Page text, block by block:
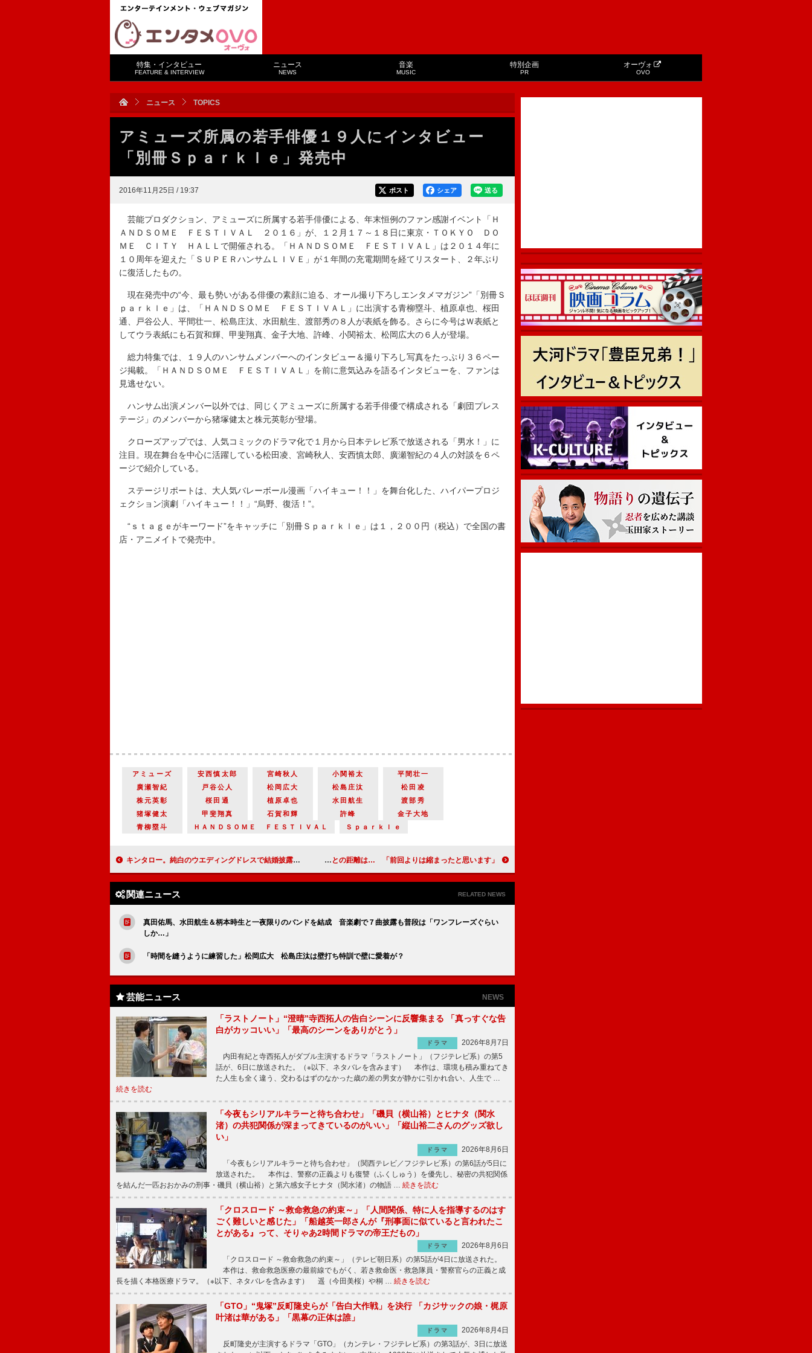
特集・インタビュー
FEATURE & INTERVIEW
ニュース
NEWS
音楽
MUSIC
特別企画
PR
オーヴォ
OVO
ニュース TOPICS
アミューズ所属の若手俳優１９人にインタビュー
「別冊Ｓｐａｒｋｌｅ」発売中
2016年11月25日 / 19:37 送る
シェア
ポスト
芸能プロダクション、アミューズに所属する若手俳優による、年末恒例のファン感謝イベント「Ｈ
ＡＮＤＳＯＭＥ ＦＥＳＴＩＶＡＬ ２０１６」が、１２月１７～１８日に東京・ＴＯＫＹＯ ＤＯ
ＭＥ ＣＩＴＹ ＨＡＬＬで開催される。「ＨＡＮＤＳＯＭＥ ＦＥＳＴＩＶＡＬ」は２０１４年に
１０周年を迎えた「ＳＵＰＥＲハンサムＬＩＶＥ」が１年間の充電期間を経てリスタート、２年ぶり
に復活したもの。
現在発売中の“今、最も勢いがある俳優の素顔に迫る、オール撮り下ろしエンタメマガジン”「別冊Ｓ
ｐａｒｋｌｅ」は、「ＨＡＮＤＳＯＭＥ ＦＥＳＴＩＶＡＬ」に出演する青柳塁斗、植原卓也、桜田
通、戸谷公人、平間壮一、松島庄汰、水田航生、渡部秀の８人が表紙を飾る。さらに今号はＷ表紙と
してウラ表紙にも石賀和輝、甲斐翔真、金子大地、許峰、小関裕太、松岡広大の６人が登場。
総力特集では、１９人のハンサムメンバーへのインタビュー＆撮り下ろし写真をたっぷり３６ペー
ジ掲載。「ＨＡＮＤＳＯＭＥ ＦＥＳＴＩＶＡＬ」を前に意気込みを語るインタビューを、ファンは
見逃せない。
ハンサム出演メンバー以外では、同じくアミューズに所属する若手俳優で構成される「劇団プレス
テージ」のメンバーから猪塚健太と株元英彰が登場。
クローズアップでは、人気コミックのドラマ化で１月から日本テレビ系で放送される「男水！」に
注目。現在舞台を中心に活躍している松田凌、宮崎秋人、安西慎太郎、廣瀬智紀の４人の対談を６ペ
ージで紹介している。
ステージリポートは、大人気バレーボール漫画「ハイキュー！！」を舞台化した、ハイパープロジ
ェクション演劇「ハイキュー！！」“烏野、復活！”。
“ｓｔａｇｅがキーワード”をキャッチに「別冊Ｓｐａｒｋｌｅ」は１，２００円（税込）で全国の書
店・アニメイトで発売中。
アミューズ 安西慎太郎 宮崎秋人 小関裕太
平間壮一
廣瀬智紀
戸谷公人 松岡広大 松島庄汰
松田凌
株元英彰
桜田通 植原卓也 水田航生
渡部秀
猪塚健太
甲斐翔真 石賀和輝 許峰
金子大地
青柳塁斗
ＨＡＮＤＳＯＭＥ ＦＥＳＴＩＶＡＬ Ｓｐａｒｋｌｅ
キンタロー。純白のウエディングドレスで結婚披露宴 愛犬抱きしめ「今日は世界で一番私がきれい」 広瀬アリス、古川雄輝との距離は… 「前回よりは縮まったと思います」
関連ニュース RELATED NEWS
真田佑馬、水田航生＆柄本時生と一夜限りのバンドを結成 音楽劇で７曲披露も普段は「ワンフレーズぐらい
しか…」
「時間を縫うように練習した」松岡広大 松島庄汰は壁打ち特訓で壁に愛着が？
芸能ニュース NEWS
「ラストノート」“澄晴”寺西拓人の告白シーンに反響集まる 「真っすぐな告
白がカッコいい」「最高のシーンをありがとう」
ドラマ
2026年8月7日
内田有紀と寺西拓人がダブル主演するドラマ「ラストノート」（フジテレビ系）の第5
話が、6日に放送された。（※以下、ネタバレを含みます） 本作は、環境も積み重ねてき
た人生も全く違う、交わるはずのなかった歳の差の男女が静かに引かれ合い、人生で …
続きを読む
「今夜もシリアルキラーと待ち合わせ」「磯貝（横山裕）とヒナタ（関水
渚）の共犯関係が深まってきているのがいい」「縦山裕二さんのグッズ欲し
い」
ドラマ
2026年8月6日
「今夜もシリアルキラーと待ち合わせ」（関西テレビ／フジテレビ系）の第6話が5日に
放送された。 本作は、警察の正義よりも復讐（ふくしゅう）を優先し、秘密の共犯関係
を結んだ一匹おおかみの刑事・磯貝（横山裕）と第六感女子ヒナタ（関水渚）の物語 … 続きを読む
「クロスロード ～救命救急の約束～」「人間関係、特に人を指導するのはす
ごく難しいと感じた」「船越英一郎さんが『刑事面に似ていると言われたこ
とがある』って、そりゃあ2時間ドラマの帝王だもの」
ドラマ
2026年8月6日
「クロスロード ～救命救急の約束～」（テレビ朝日系）の第5話が4日に放送された。
本作は、救命救急医療の最前線でもがく、若き救命医・救急隊員・警察官らの正義と成
長を描く本格医療ドラマ。（※以下、ネタバレを含みます） 遥（今田美桜）や桐 … 続きを読む
「GTO」“鬼塚”反町隆史らが「告白大作戦」を決行 「カジサックの娘・梶原
叶渚は華がある」「黒幕の正体は誰」
ドラマ
2026年8月4日
反町隆史が主演するドラマ「GTO」（カンテレ・フジテレビ系）の第3話が、3日に放送